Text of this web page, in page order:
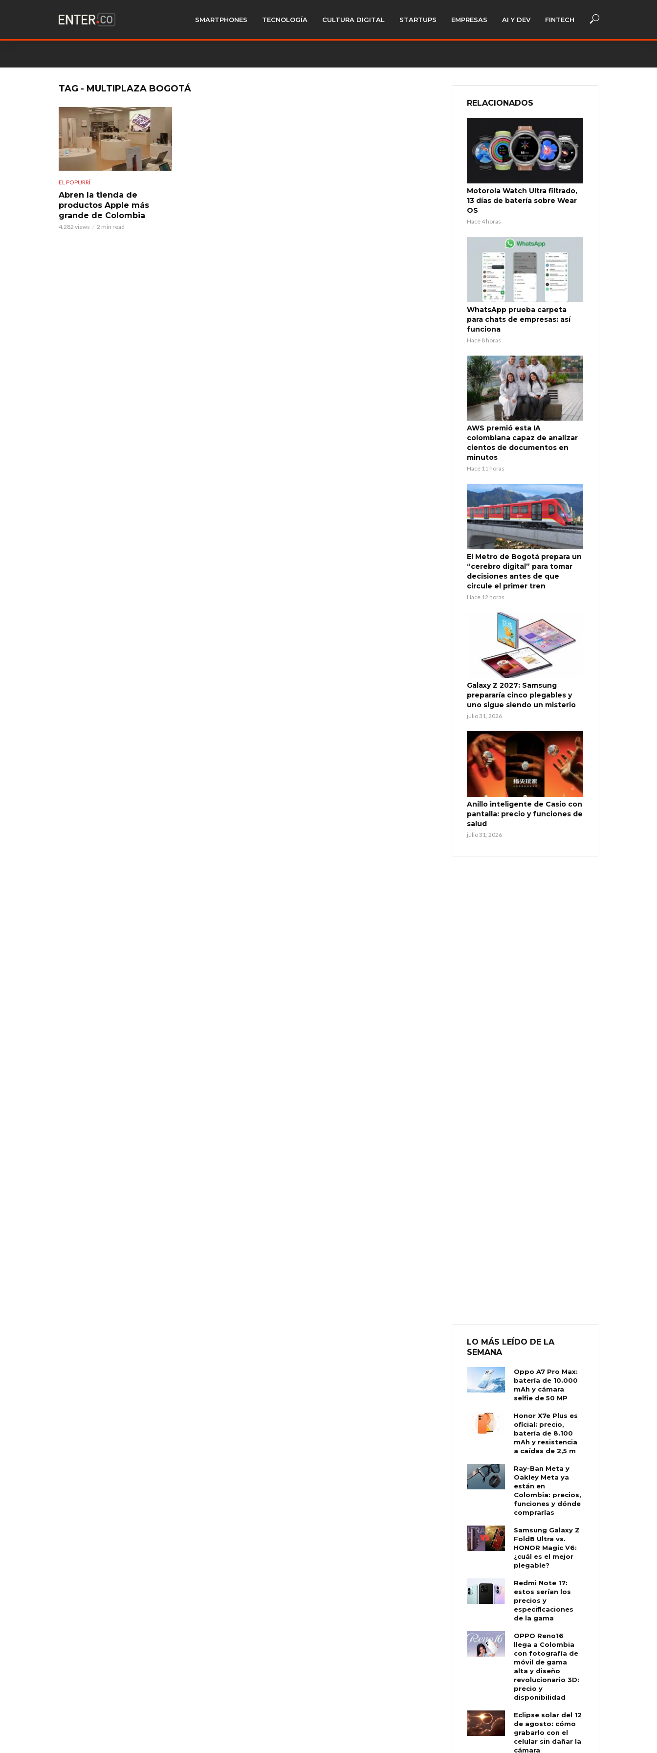
SMARTPHONES TECNOLOGÍA CULTURA DIGITAL STARTUPS EMPRESAS AI Y DEV FINTECH
TAG - MULTIPLAZA BOGOTÁ
EL POPURRÍ
Abren la tienda de
productos Apple más
grande de Colombia
4.282 views 2 min read
RELACIONADOS
Motorola Watch Ultra filtrado,
13 días de batería sobre Wear
OS
Hace 4 horas
WhatsApp prueba carpeta
para chats de empresas: así
funciona
Hace 8 horas
AWS premió esta IA
colombiana capaz de analizar
cientos de documentos en
minutos
Hace 11 horas
El Metro de Bogotá prepara un
“cerebro digital” para tomar
decisiones antes de que
circule el primer tren
Hace 12 horas
Galaxy Z 2027: Samsung
prepararía cinco plegables y
uno sigue siendo un misterio
julio 31, 2026
Anillo inteligente de Casio con
pantalla: precio y funciones de
salud
julio 31, 2026
LO MÁS LEÍDO DE LA
SEMANA
Oppo A7 Pro Max:
batería de 10.000
mAh y cámara
selfie de 50 MP
Honor X7e Plus es
oficial: precio,
batería de 8.100
mAh y resistencia
a caídas de 2,5 m
Ray-Ban Meta y
Oakley Meta ya
están en
Colombia: precios,
funciones y dónde
comprarlas
Samsung Galaxy Z
Fold8 Ultra vs.
HONOR Magic V6:
¿cuál es el mejor
plegable?
Redmi Note 17:
estos serían los
precios y
especificaciones
de la gama
OPPO Reno16
llega a Colombia
con fotografía de
móvil de gama
alta y diseño
revolucionario 3D:
precio y
disponibilidad
Eclipse solar del 12
de agosto: cómo
grabarlo con el
celular sin dañar la
cámara